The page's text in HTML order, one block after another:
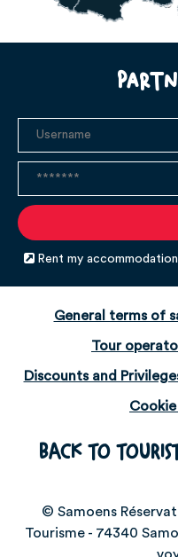
Rent my
General terms of
Tour
Discounts and
BACK TO
© Samoens
Tourisme - 74340